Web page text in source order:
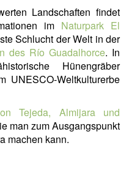
Landschaften findet
im Naturpark El
Schlucht der Welt in der
des Río Guadalhorce. In
Hünengräber
UNESCO-Weltkulturerbe
Tejeda, Almijara und
man zum Ausgangspunkt
machen kann.